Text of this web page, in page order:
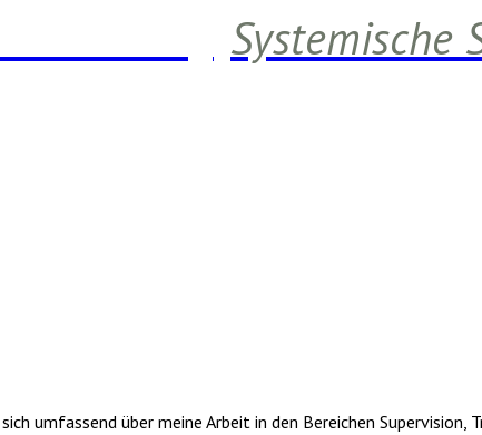
Systemische
umfassend über meine Arbeit in den Bereichen Supervision,